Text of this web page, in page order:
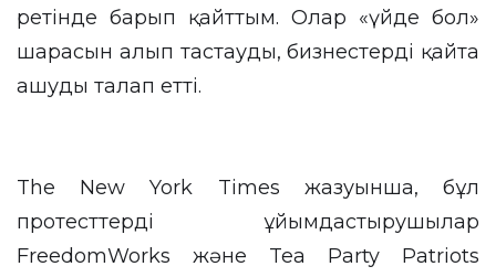
ретінде барып қайттым. Олар «үйде бол»
шарасын алып тастауды, бизнестерді қайта
ашуды талап етті.
The New York Times жазуынша, бұл
протесттерді ұйымдастырушылар
FreedomWorks және Tea Party Patriots